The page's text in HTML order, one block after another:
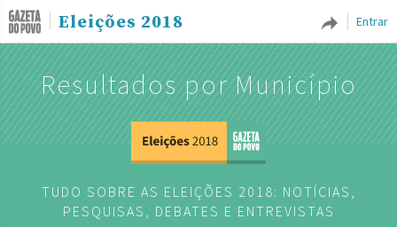
Entrar
Eleições 2018
Resultados por Município
TUDO SOBRE AS ELEIÇÕES 2018: NOTÍCIAS,
PESQUISAS, DEBATES E ENTREVISTAS